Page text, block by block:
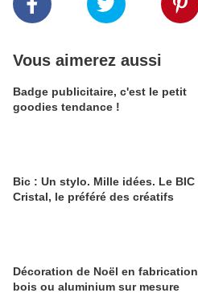
Vous aimerez aussi
Badge publicitaire, c'est le petit
goodies tendance !
Bic : Un stylo. Mille idées. Le BIC
Cristal, le préféré des créatifs
Décoration de Noël en fabrication
bois ou aluminium sur mesure